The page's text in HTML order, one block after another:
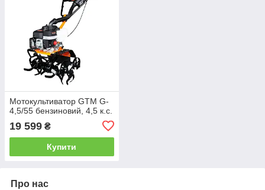
Мотокультиватор GTM G-
4,5/55 бензиновий, 4,5 к.с.
19 599 ₴
Купити
Про нас